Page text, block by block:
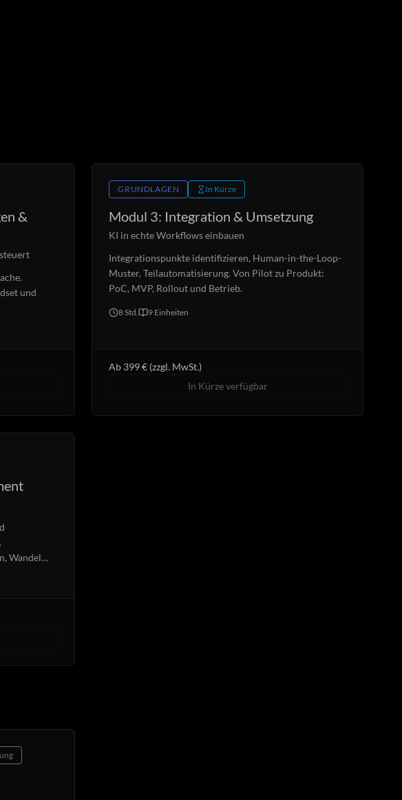
&
und
GRUNDLAGEN In Kürze
Modul 3: Integration & Umsetzung
KI in echte Workflows einbauen
Integrationspunkte identifizieren, Human-in-the-Loop-
Muster, Teilautomatisierung. Von Pilot zu Produkt:
PoC, MVP, Rollout und Betrieb.
8 Std. 9 Einheiten
Ab 399 € (zzgl. MwSt.)
In Kürze verfügbar
Wandel